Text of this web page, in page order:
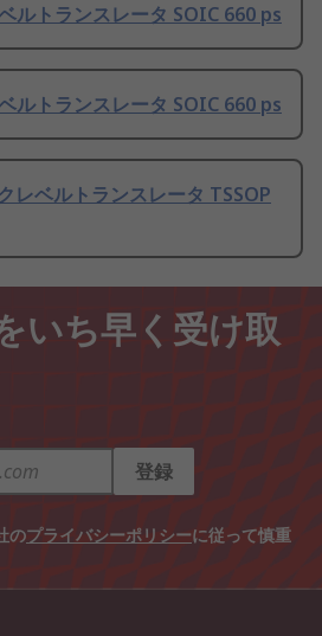
ルトランスレータ SOIC 660 ps
ルトランスレータ SOIC 660 ps
レベルトランスレータ TSSOP
いち早く受け取
登録
のプライバシーポリシーに従って慎重